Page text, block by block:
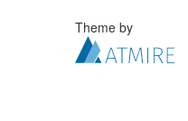
Theme by